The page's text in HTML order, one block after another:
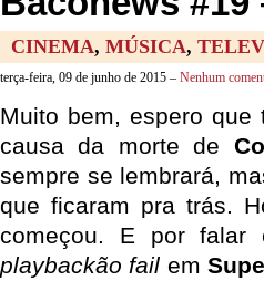
CINEMA, MÚSICA,
terça-feira, 09 de junho de 2015 – Nenhum
Muito bem, espero
causa da morte de
sempre se lembrará,
que ficaram pra trás.
começou. E por falar
playbackão fail em